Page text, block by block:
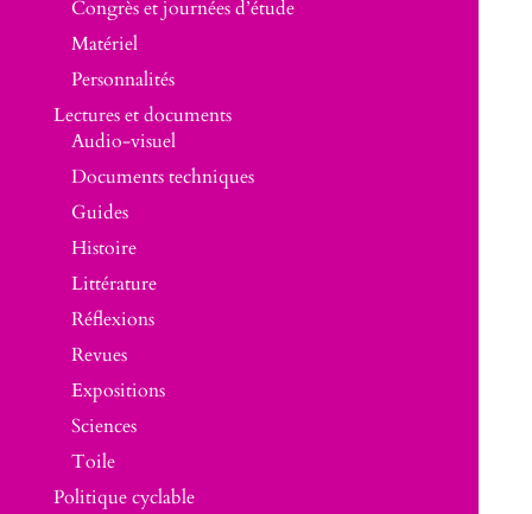
Congrès et journées d’étude
Matériel
Personnalités
Lectures et documents
Audio-visuel
Documents techniques
Guides
Histoire
Littérature
Réflexions
Revues
Expositions
Sciences
Toile
Politique cyclable